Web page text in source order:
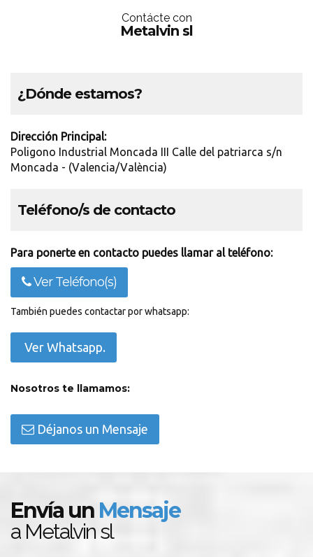
Contácte con
Metalvin sl
¿Dónde estamos?
Dirección Principal:
Poligono Industrial Moncada III Calle del patriarca s/n
Moncada - (Valencia/València)
Teléfono/s de contacto
Para ponerte en contacto puedes llamar al teléfono:
Ver Teléfono(s)
También puedes contactar por whatsapp:
Ver Whatsapp.
Nosotros te llamamos:
Déjanos un Mensaje
Envía un Mensaje
a Metalvin sl